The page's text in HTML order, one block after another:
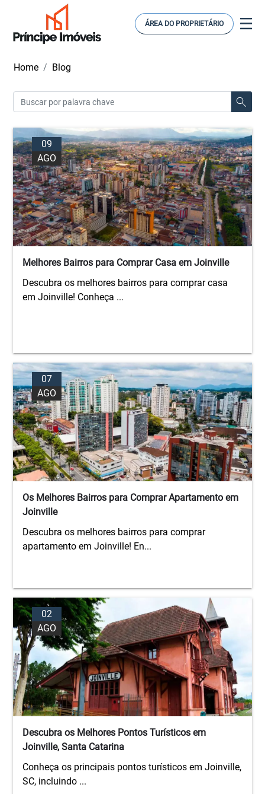
ÁREA DO PROPRIETÁRIO
Home Blog
09
AGO
Melhores Bairros para Comprar Casa em Joinville
Descubra os melhores bairros para comprar casa
em Joinville! Conheça ...
07
AGO
Os Melhores Bairros para Comprar Apartamento em
Joinville
Descubra os melhores bairros para comprar
apartamento em Joinville! En...
02
AGO
Descubra os Melhores Pontos Turísticos em
Joinville, Santa Catarina
Conheça os principais pontos turísticos em Joinville,
SC, incluindo ...